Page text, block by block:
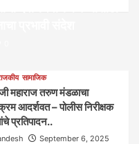
प्रभावी संदेश
सामाजिक
महाराज तरुण मंडळाचा
आदर्शवत – पोलीस निरीक्षक
प्रतिपादन..
September 6, 2025